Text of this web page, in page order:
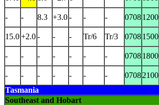
-
- 8.3 +3.0- - - 07081200
15.0+2.0- - - Tr/6 Tr/3 07081500
- - - - - - - 07081800
- - - - - - - 07082100
Tasmania
Southeast and Hobart